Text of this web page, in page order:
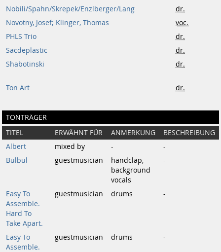
Nobili/Spahn/Skrepek/Enzlberger/Lang
dr.
Novotny, Josef; Klinger, Thomas
voc.
PHLS Trio
dr.
Sacdeplastic
dr.
Shabotinski
dr.
Ton Art dr.
TONTRÄGER
TITEL ERWÄHNT FÜR ANMERKUNG
BESCHREIBUNG
Albert
mixed by -
-
Bulbul
guestmusician
handclap,
background
vocals
-
Easy To
Assemble.
Hard To
Take Apart.
guestmusician drums -
Easy To
Assemble.
guestmusician drums -